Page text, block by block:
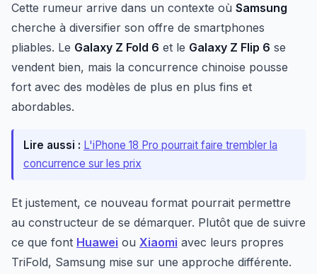
Cette rumeur arrive dans un contexte où Samsung
cherche à diversifier son offre de smartphones
pliables. Le Galaxy Z Fold 6 et le Galaxy Z Flip 6 se
vendent bien, mais la concurrence chinoise pousse
fort avec des modèles de plus en plus fins et
abordables.
Lire aussi : L'iPhone 18 Pro pourrait faire trembler la
concurrence sur les prix
Et justement, ce nouveau format pourrait permettre
au constructeur de se démarquer. Plutôt que de suivre
ce que font Huawei ou Xiaomi avec leurs propres
TriFold, Samsung mise sur une approche différente.